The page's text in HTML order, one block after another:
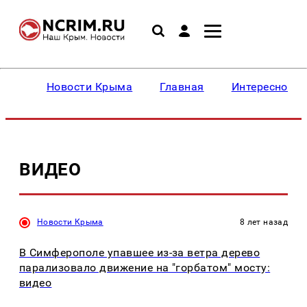
Новости Крыма Главная Интересное
ВИДЕО
Новости Крыма 8 лет назад
В Симферополе упавшее из-за ветра дерево
парализовало движение на "горбатом" мосту:
видео